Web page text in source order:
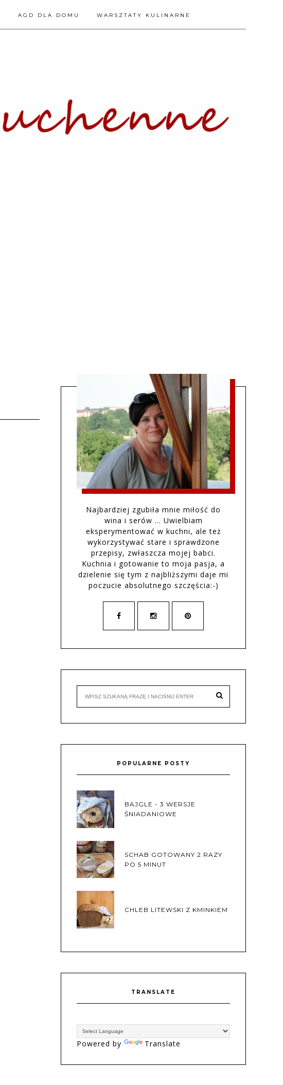
AGD DLA DOMU WARSZTATY KULINARNE
Najbardziej zgubiła mnie miłość do
wina i serów … Uwielbiam
eksperymentować w kuchni, ale też
wykorzystywać stare i sprawdzone
przepisy, zwłaszcza mojej babci.
Kuchnia i gotowanie to moja pasja, a
dzielenie się tym z najbliższymi daje mi
poczucie absolutnego szczęścia:-)
POPULARNE POSTY
BAJGLE - 3 WERSJE
ŚNIADANIOWE
SCHAB GOTOWANY 2 RAZY
PO 5 MINUT
CHLEB LITEWSKI Z KMINKIEM
TRANSLATE
Powered by Translate